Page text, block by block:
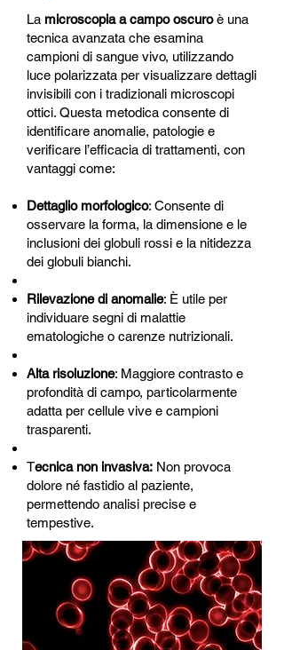
La microscopia a campo oscuroè una
tecnica avanzata che esamina
campioni di sangue vivo, utilizzando
luce polarizzata per visualizzare dettagli
invisibili con i tradizionali microscopi
ottici. Questa metodica consente di
identificare anomalie, patologie e
verificare l’efficacia di trattamenti, con
vantaggi come:
Dettaglio morfologico: Consente di
osservare la forma, la dimensione e le
inclusioni dei globuli rossi e la nitidezza
dei globuli bianchi.
Rilevazione di anomalie: È utile per
individuare segni di malattie
ematologiche o carenze nutrizionali.
Alta risoluzione: Maggiore contrasto e
profondità di campo, particolarmente
adatta per cellule vive e campioni
trasparenti.
Tecnica non invasiva: Non provoca
dolore né fastidio al paziente,
permettendo analisi precise e
tempestive.